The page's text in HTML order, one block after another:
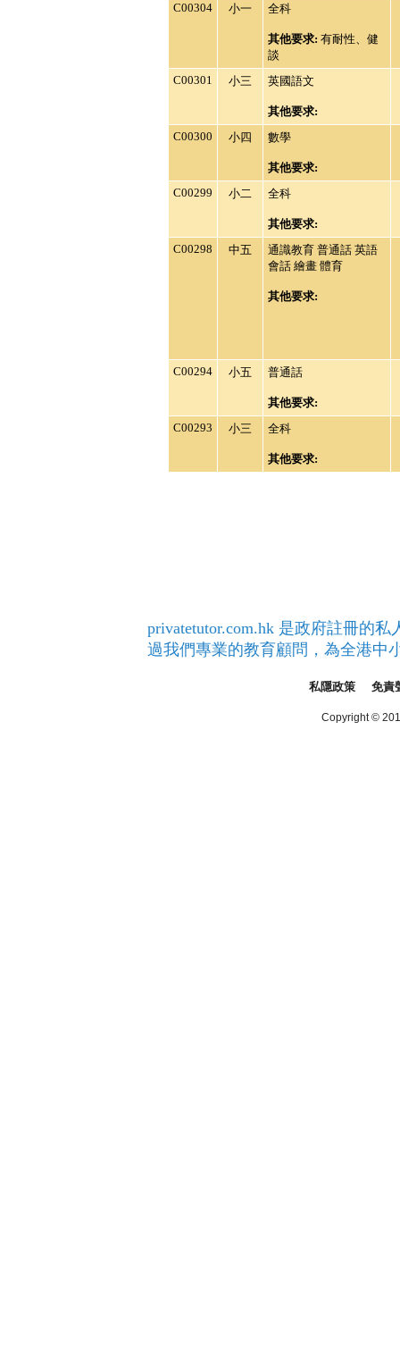
C00304 小一 全科
其他要求: 有耐性、健
談
C00301
小三 英國語文
其他要求:
C00300
小四 數學
其他要求:
C00299
小二 全科
其他要求:
C00298
中五
通識教育 普通話 英語
會話 繪畫 體育
其他要求:
C00294 小五 普通話
其他要求:
C00293
小三 全科
其他要求:
privatetutor.com.hk 是政府註冊的
過我們專業的教育顧問，為全港中
私隱政策 免責
Copyright ©